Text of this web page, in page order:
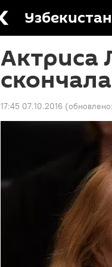
Узбекистан
Актриса
17:45 07.10.2016 (обновлено: